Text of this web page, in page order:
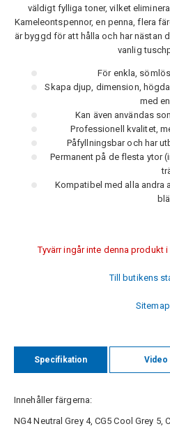
väldigt fylliga toner, vilket
Kameleontspennor, en penna, flera
är byggd för att hålla och har nästan
vanlig
För enkla,
Skapa djup, dimension,
med
Kan även användas
Professionell kvalitet,
Påfyllningsbar och har
Permanent på de flesta ytor
Kompatibel med alla andra
Tyvärr ingår inte denna produkt
Till butikens
Specifikation Video
Innehåller färgerna:
NG4 Neutral Grey 4, CG5 Cool Grey 5,